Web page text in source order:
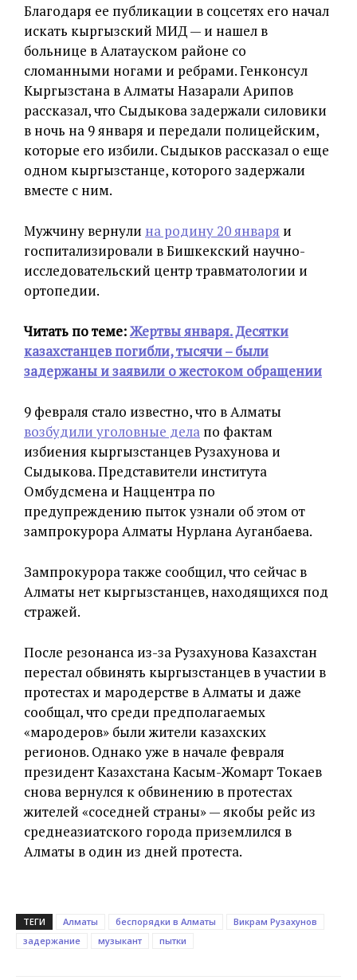
Благодаря ее публикации в соцсетях его начал
искать кыргызский МИД — и нашел в
больнице в Алатауском районе со
сломанными ногами и ребрами. Генконсул
Кыргызстана в Алматы Назарали Арипов
рассказал, что Сыдыкова задержали силовики
в ночь на 9 января и передали полицейским,
которые его избили. Сыдыков рассказал о еще
одном кыргызстанце, которого задержали
вместе с ним.
Мужчину вернули на родину 20 января и
госпитализировали в Бишкекский научно-
исследовательский центр травматологии и
ортопедии.
Читать по теме:Жертвы января. Десятки
казахстанцев погибли, тысячи – были
задержаны и заявили о жестоком обращении
9 февраля стало известно, что в Алматы
возбудили уголовные дела по фактам
избиения кыргызстанцев Рузахунова и
Сыдыкова. Представители института
Омбудсмена и Наццентра по
предупреждению пыток узнали об этом от
зампрокурора Алматы Нурлана Ауганбаева.
Зампрокурора также сообщил, что сейчас в
Алматы нет кыргызстанцев, находящихся под
стражей.
После резонанса из-за Рузахунова Казахстан
перестал обвинять кыргызстанцев в участии в
протестах и мародерстве в Алматы и даже
сообщал, что среди предполагаемых
«мародеров» были жители казахских
регионов. Однако уже в начале февраля
президент Казахстана Касым-Жомарт Токаев
снова вернулся к обвинению в протестах
жителей «соседней страны» — якобы рейс из
среднеазиатского города приземлился в
Алматы в один из дней протеста.
ТЕГИ Алматы беспорядки в Алматы
Викрам Рузахунов
задержание
музыкант пытки